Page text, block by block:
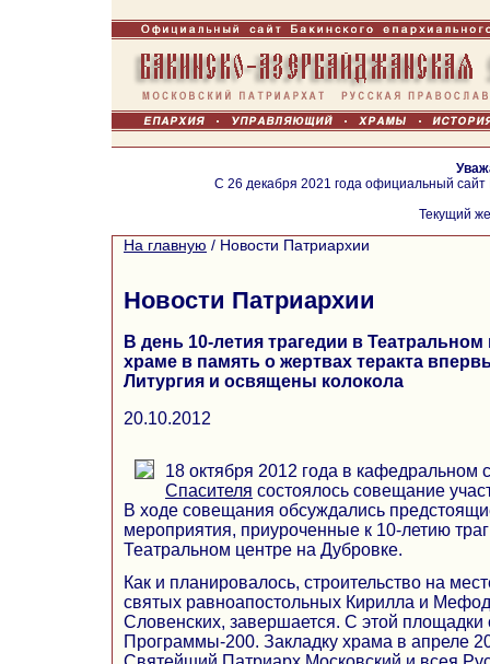
С 26 декабря 2021 года официальный
Текущий
На главную / Новости Патриархии
Новости Патриархии
В день 10-летия трагедии в
храме в память о жертвах теракта
Литургия и освящены колокола
20.10.2012
18 октября 2012 года в кафедральном
Спасителя состоялось совещание
В ходе совещания обсуждались
мероприятия, приуроченные к 10-летию
Театральном центре на Дубровке.
Как и планировалось, строительство на
святых равноапостольных Кирилла и
Словенских, завершается. С этой площадки
Программы-200. Закладку храма в апреле